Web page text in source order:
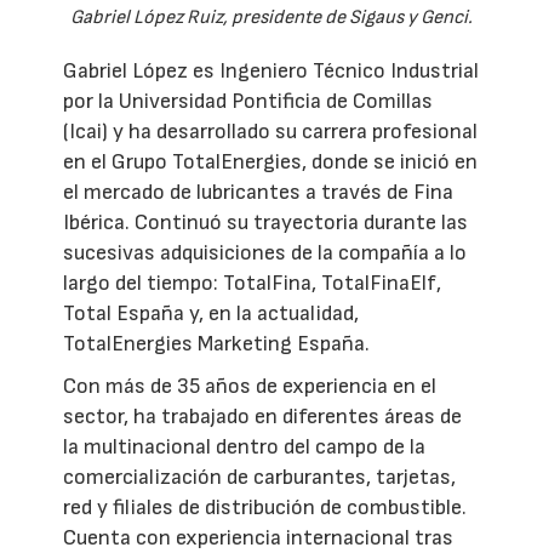
Gabriel López Ruiz, presidente de Sigaus y Genci.
Gabriel López es Ingeniero Técnico Industrial
por la Universidad Pontificia de Comillas
(Icai) y ha desarrollado su carrera profesional
en el Grupo TotalEnergies, donde se inició en
el mercado de lubricantes a través de Fina
Ibérica. Continuó su trayectoria durante las
sucesivas adquisiciones de la compañía a lo
largo del tiempo: TotalFina, TotalFinaElf,
Total España y, en la actualidad,
TotalEnergies Marketing España.
Con más de 35 años de experiencia en el
sector, ha trabajado en diferentes áreas de
la multinacional dentro del campo de la
comercialización de carburantes, tarjetas,
red y filiales de distribución de combustible.
Cuenta con experiencia internacional tras